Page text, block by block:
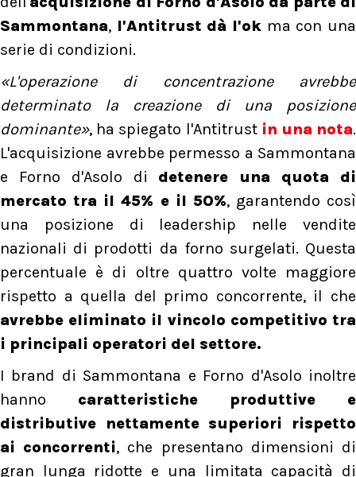
Sammontana, l'Antitrust dà l'ok ma con una
serie di condizioni.
«L'operazione di concentrazione avrebbe
determinato la creazione di una posizione
dominante», ha spiegato l'Antitrustin una nota.
L'acquisizione avrebbe permesso a Sammontana
e Forno d'Asolo di detenere una quota di
mercato tra il 45% e il 50%, garantendo così
una posizione di leadership nelle vendite
nazionali di prodotti da forno surgelati. Questa
percentuale è di oltre quattro volte maggiore
rispetto a quella del primo concorrente, il che
avrebbe eliminato il vincolo competitivo tra
i principali operatori del settore.
I brand di Sammontana e Forno d'Asolo inoltre
hanno caratteristiche produttive e
distributive nettamente superiori rispetto
ai concorrenti, che presentano dimensioni di
gran lunga ridotte e una limitata capacità di